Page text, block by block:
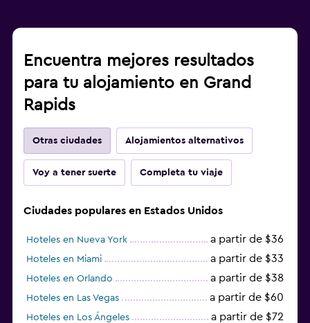
Encuentra mejores resultados
para tu alojamiento en Grand
Rapids
Otras ciudades Alojamientos alternativos
Voy a tener suerte Completa tu viaje
Ciudades populares en Estados Unidos
Hoteles en Nueva York a partir de $36
Hoteles en Miami a partir de $33
Hoteles en Orlando a partir de $38
Hoteles en Las Vegas a partir de $60
Hoteles en Los Ángeles a partir de $72